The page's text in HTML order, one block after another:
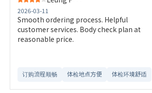
2026-03-11
Smooth ordering process. Helpful
customer services. Body check plan at
reasonable price.
订购流程顺畅 体检地点方便 体检环境舒适​